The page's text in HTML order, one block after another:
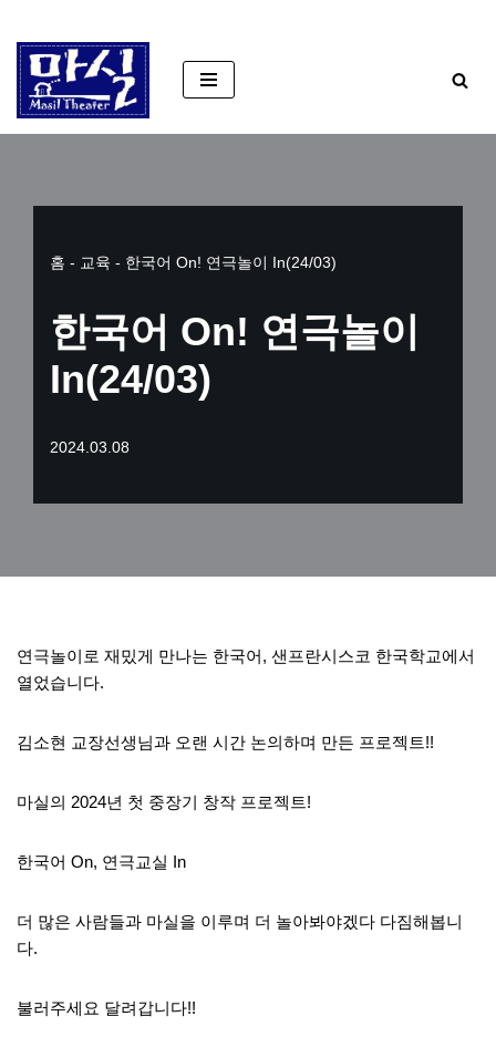
콘
텐
츠
홈 - 교육 - 한국어 On! 연극놀이 In(24/03)
한국어 On! 연극놀이
In(24/03)
2024.03.08
연극놀이로 재밌게 만나는 한국어, 샌프란시스코 한국학교에서
열었습니다.
김소현 교장선생님과 오랜 시간 논의하며 만든 프로젝트!!
마실의 2024년 첫 중장기 창작 프로젝트!
한국어 On, 연극교실 In
더 많은 사람들과 마실을 이루며 더 놀아봐야겠다 다짐해봅니
다.
불러주세요 달려갑니다!!